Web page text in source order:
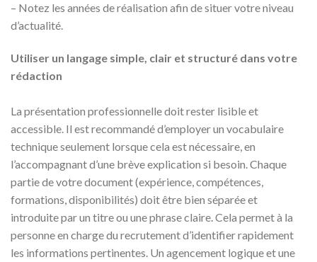
– Notez les années de réalisation afin de situer votre niveau
d’actualité.
Utiliser un langage simple, clair et structuré dans votre
rédaction
La présentation professionnelle doit rester lisible et
accessible. Il est recommandé d’employer un vocabulaire
technique seulement lorsque cela est nécessaire, en
l’accompagnant d’une brève explication si besoin. Chaque
partie de votre document (expérience, compétences,
formations, disponibilités) doit être bien séparée et
introduite par un titre ou une phrase claire. Cela permet à la
personne en charge du recrutement d’identifier rapidement
les informations pertinentes. Un agencement logique et une